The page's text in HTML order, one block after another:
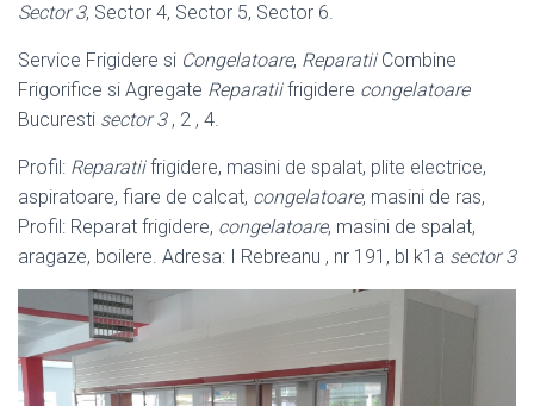
Sector 3, Sector 4, Sector 5, Sector 6.
Service Frigidere si Congelatoare, ReparatiiCombine
Frigorifice si Agregate Reparatiifrigidere congelatoare
Bucuresti sector 3, 2 , 4.
Profil: Reparatiifrigidere, masini de spalat, plite electrice,
aspiratoare, fiare de calcat, congelatoare, masini de ras,
Profil: Reparat frigidere, congelatoare, masini de spalat,
aragaze, boilere. Adresa: I Rebreanu , nr 191, bl k1a sector 3